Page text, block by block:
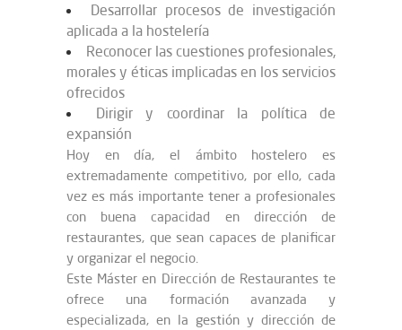
Desarrollar procesos de investigación
aplicada a la hostelería
Reconocer las cuestiones profesionales,
morales y éticas implicadas en los servicios
ofrecidos
Dirigir y coordinar la política de
expansión
Hoy en día, el ámbito hostelero es
extremadamente competitivo, por ello, cada
vez es más importante tener a profesionales
con buena capacidad en dirección de
restaurantes, que sean capaces de planificar
y organizar el negocio.
Este Máster en Dirección de Restaurantes te
ofrece una formación avanzada y
especializada, en la gestión y dirección de